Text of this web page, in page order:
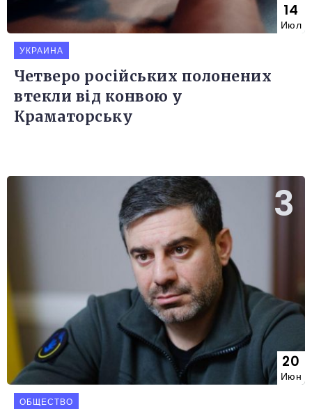
14
Июл
УКРАИНА
Четверо російських полонених
втекли від конвою у
Краматорську
20
Июн
ОБЩЕСТВО